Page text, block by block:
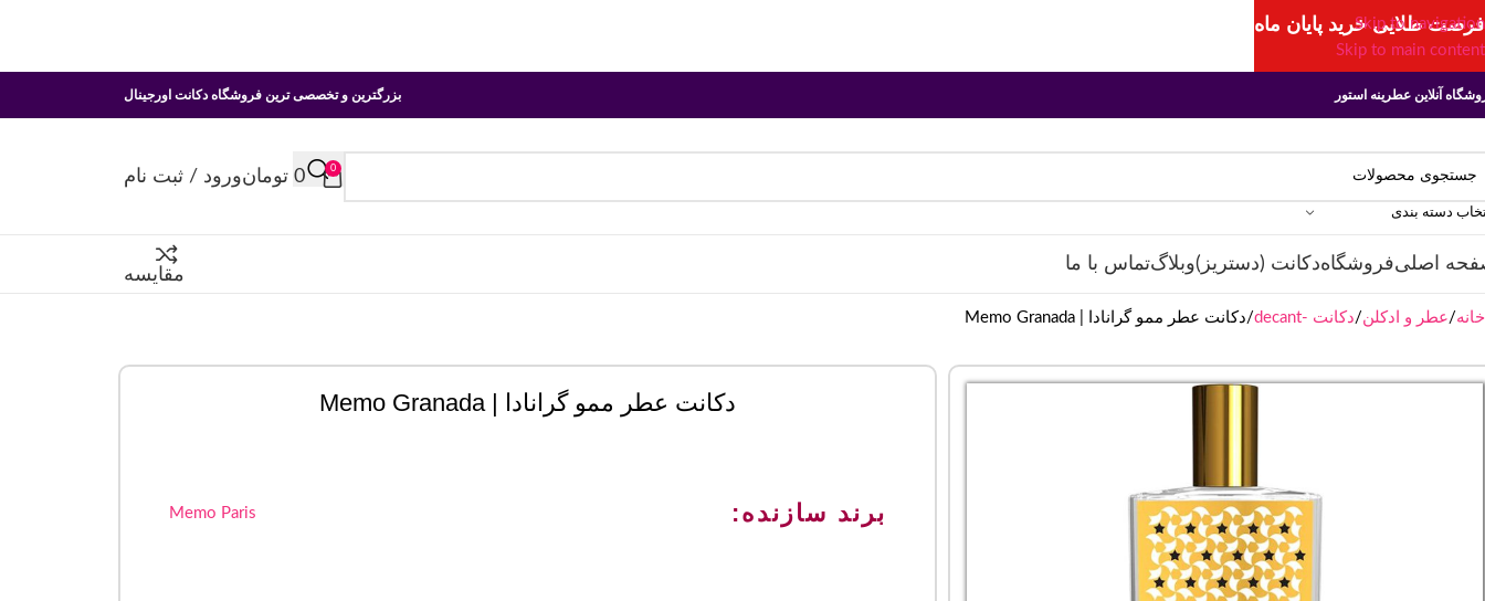
Skip to navigation
Skip to main content
آنلاین عطرینه استور بزرگترین و تخصصی ترین فروشگاه دکانت اورجینال
دسته بندی
0
0 تومانورود / ثبت نام
اصلیفروشگاهدکانت (دستریز)وبلاگتماس با ما
مقایسه
خانه عطر و ادکلن دکانت -decant دکانت عطر ممو گرانادا | Memo Granada
دکانت عطر ممو گرانادا | Memo Granada
برند سازنده: Memo Paris
فرصت طلایی خرید پایان ماه